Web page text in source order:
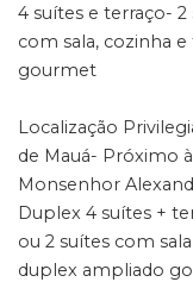
4 suítes e terraço-
com sala, cozinha
gourmet
Localização
de Mauá- Próximo
Monsenhor
Duplex 4 suítes +
ou 2 suítes com
duplex ampliado